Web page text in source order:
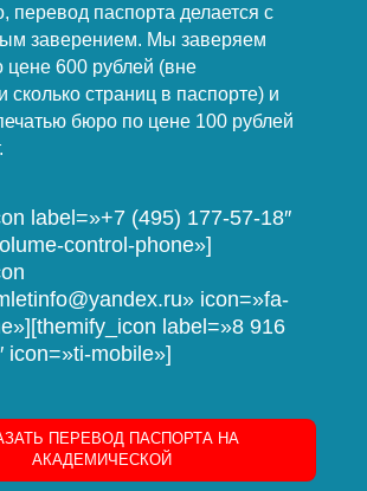
перевод паспорта делается с
заверением. Мы заверяем
цене 600 рублей (вне
сколько страниц в паспорте) и
бюро по цене 100 рублей
label=»+7 (495) 177-57-18″
control-phone»]
icon=»fa-
label=»8 916
icon=»ti-mobile»]
ПЕРЕВОД ПАСПОРТА НА
АКАДЕМИЧЕСКОЙ